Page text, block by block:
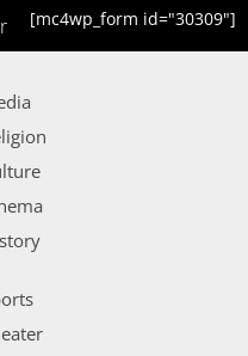
[mc4wp_form id="30309"]